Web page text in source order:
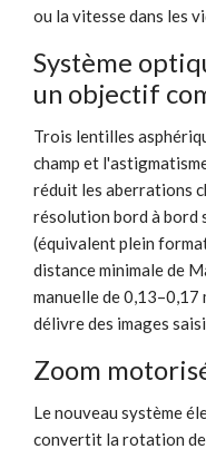
ou la vitesse dans les
Système
un objectif
Trois lentilles
champ et
réduit les aberrations
résolution bord à bord
(équivalent plein
distance minimale de
manuelle de 0,13–0,17
délivre des images
Zoom
Le nouveau système
convertit la rotation de